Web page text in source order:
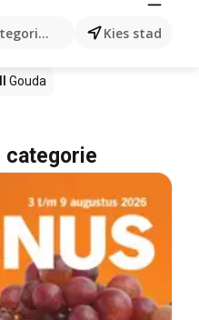
producten...
Kies stad
winkels Lidl
Sushi Mango
Gouda
categorie